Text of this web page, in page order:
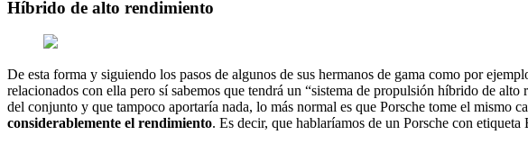
Híbrido de alto rendimiento
De esta forma y siguiendo los pasos de algunos de sus hermanos de gama como por
relacionados con ella pero sí sabemos que tendrá un “sistema de propulsión híbrido de alto
del conjunto y que tampoco aportaría nada, lo más normal es que Porsche tome el mismo
considerablemente el rendimiento. Es decir, que hablaríamos de un Porsche con etiqueta